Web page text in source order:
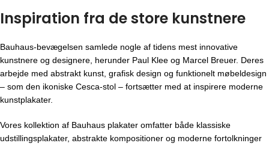
Inspiration fra de store kunstnere
Bauhaus-bevægelsen samlede nogle af tidens mest innovative
kunstnere og designere, herunder Paul Klee og Marcel Breuer. Deres
arbejde med abstrakt kunst, grafisk design og funktionelt møbeldesign
– som den ikoniske Cesca-stol – fortsætter med at inspirere moderne
kunstplakater.
Vores kollektion af Bauhaus plakater omfatter både klassiske
udstillingsplakater, abstrakte kompositioner og moderne fortolkninger